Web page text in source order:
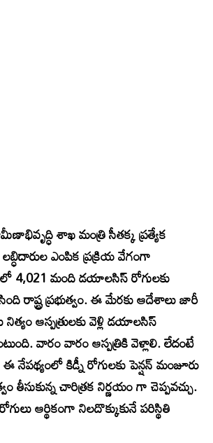
శాఖ మంత్రి సీతక్క ప్రత్యేక
ఎంపిక ప్రక్రియ వేగంగా
4,021 మంది డయాలసిస్ రోగులకు
రాష్ట్ర ప్రభుత్వం. ఈ మేరకు ఆదేశాలు జారీ
నిత్యం ఆస్పత్రులకు వెళ్లి డయాలసిస్
వారం వారం ఆస్పత్రికి వెళ్లాలి. లేదంటే
నేపథ్యంలో కిడ్నీ రోగులకు పెన్షన్ మంజూరు
తీసుకున్న చారిత్రక నిర్ణయం గా చెప్పవచ్చు.
ఆర్థికంగా నిలదొక్కుకునే పరిస్థితి